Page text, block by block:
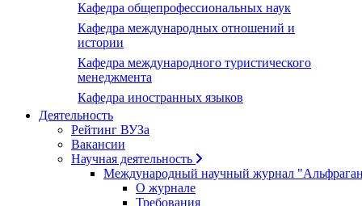
Кафедра общепрофессиональных наук
Кафедра международных отношений и
истории
Кафедра международного туристического
менеджмента
Кафедра иностранных языков
Деятельность
Рейтинг ВУЗа
Вакансии
Научная деятельность
Международный научный журнал
О журнале
Требования